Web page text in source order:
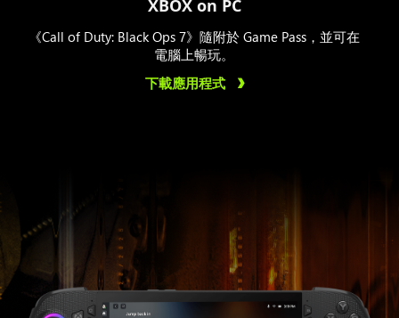
XBOX on PC
《Call of Duty: Black Ops 7》隨附於 Game Pass，並可在
電腦上暢玩。
下載應用程式